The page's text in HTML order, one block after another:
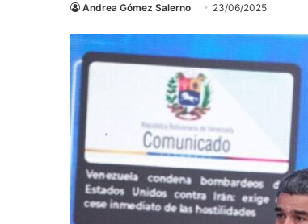
Andrea Gómez Salerno 23/06/2025